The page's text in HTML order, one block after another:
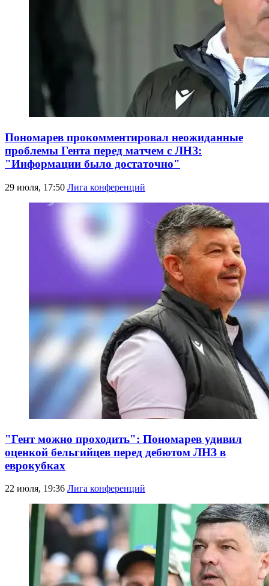
Пономарев прокомментировал неожиданные
проблемы Гента перед матчем с ЛНЗ:
"Информации было достаточно"
29 июля, 17:50 Лига конференций
"Гент можно проходить": Пономарев удивил
оценкой бельгийцев перед дебютом ЛНЗ в
еврокубках
22 июля, 19:36 Лига конференций